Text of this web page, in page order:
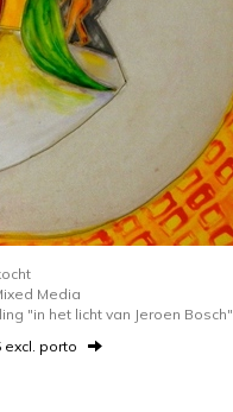
Media
"in het licht van Jeroen Bosch"
excl. porto